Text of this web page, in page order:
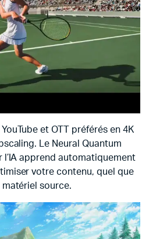
et OTT préférés en 4K
Le Neural Quantum
l’IA apprend automatiquement
votre contenu, quel que
source.